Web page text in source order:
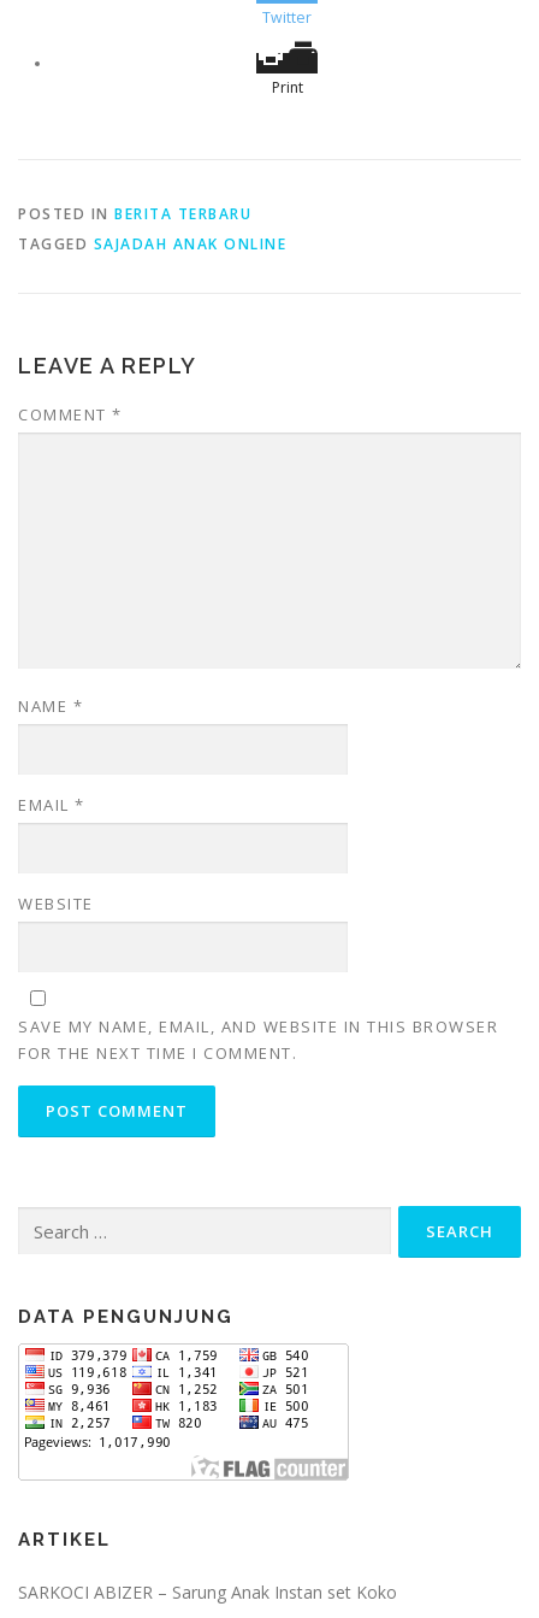
Twitter
Print
POSTED IN BERITA TERBARU
TAGGED SAJADAH ANAK ONLINE
LEAVE A REPLY
COMMENT *
NAME *
EMAIL *
WEBSITE
SAVE MY NAME, EMAIL, AND WEBSITE IN THIS BROWSER
FOR THE NEXT TIME I COMMENT.
for:
DATA PENGUNJUNG
ARTIKEL
SARKOCI ABIZER – Sarung Anak Instan set Koko